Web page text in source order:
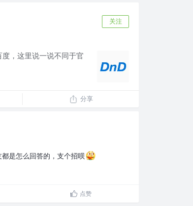
关注
，这里说一说不同于官
分享
是怎么回答的，支个招呗
点赞